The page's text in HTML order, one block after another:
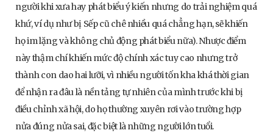
người khi xưa hay phát biểu ý kiến nhưng do trải nghiệm quá
khứ, ví dụ như bị Sếp cũ chê nhiều quá chẳng hạn, sẽ khiến
họ im lặng và không chủ động phát biểu nữa). Nhược điểm
này thậm chí khiến mức độ chính xác tuy cao nhưng trở
thành con dao hai lưỡi, vì nhiều người tốn kha khá thời gian
để nhận ra đâu là nền tảng tự nhiên của mình trước khi bị
điều chỉnh xã hội, do họ thường xuyên rơi vào trường hợp
nửa đúng nửa sai, đặc biệt là những người lớn tuổi.